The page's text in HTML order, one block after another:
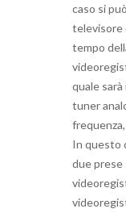
caso si
televisore
tempo
quale
tuner
In questo
due prese